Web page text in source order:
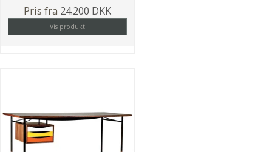
Pris fra 24.200 DKK
Vis produkt